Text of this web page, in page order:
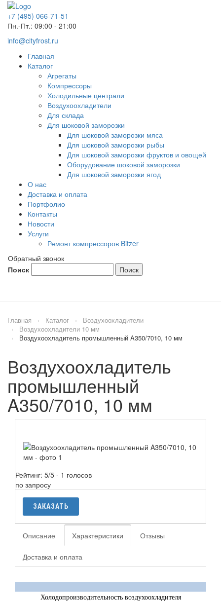
+7 (495) 066-71-51
Пн.-Пт.: 09:00 - 21:00
info@cityfrost.ru
Главная
Каталог
Агрегаты
Компрессоры
Холодильные централи
Воздухоохладители
Для склада
Для шоковой заморозки
Для шоковой заморозки мяса
Для шоковой заморозки рыбы
Для шоковой заморозки фруктов и овощей
Оборудование шоковой заморозки
Для шоковой заморозки ягод
О нас
Доставка и оплата
Портфолио
Контакты
Новости
Услуги
Ремонт компрессоров Bitzer
Обратный звонок
Поиск
Главная Каталог
Воздухоохладители
Воздухоохладители 10 мм
Воздухоохладитель промышленный A350/7010, 10 мм
Воздухоохладитель
промышленный
A350/7010, 10 мм
Рейтинг: 5/5 - 1 голосов
по запросу
ЗАКАЗАТЬ
Описание Характеристики Отзывы
Доставка и оплата
Холодопроизводительность воздухоохладителя